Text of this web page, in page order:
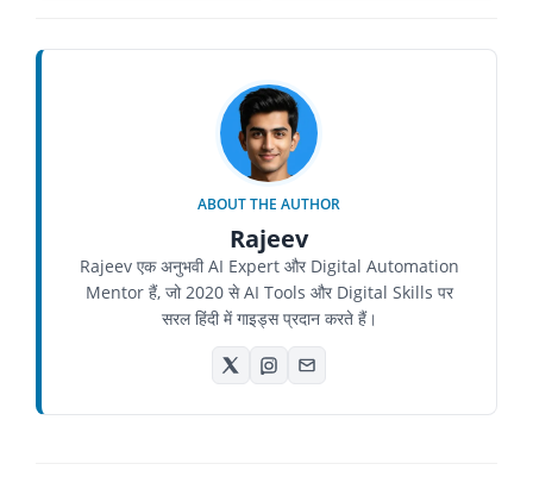
ABOUT THE AUTHOR
Rajeev
Rajeev एक अनुभवी AI Expert और Digital Automation
Mentor हैं, जो 2020 से AI Tools और Digital Skills पर
सरल हिंदी में गाइड्स प्रदान करते हैं।